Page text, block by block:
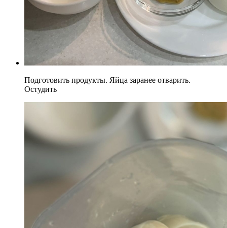
Подготовить продукты. Яйца заранее отварить.
Остудить